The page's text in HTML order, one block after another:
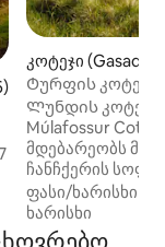
5‑დან
კოტეჯი
Ტურფის კოტეჯი
მულაფოსურის
Ლუნდის კოტეჯი
Múlafossur
მდებარეობს
ჩანჩქერის
კუნძულებზე. Ეს
სავალი
ერთადერთი
ფასი/ხარისხი
ხარისხი